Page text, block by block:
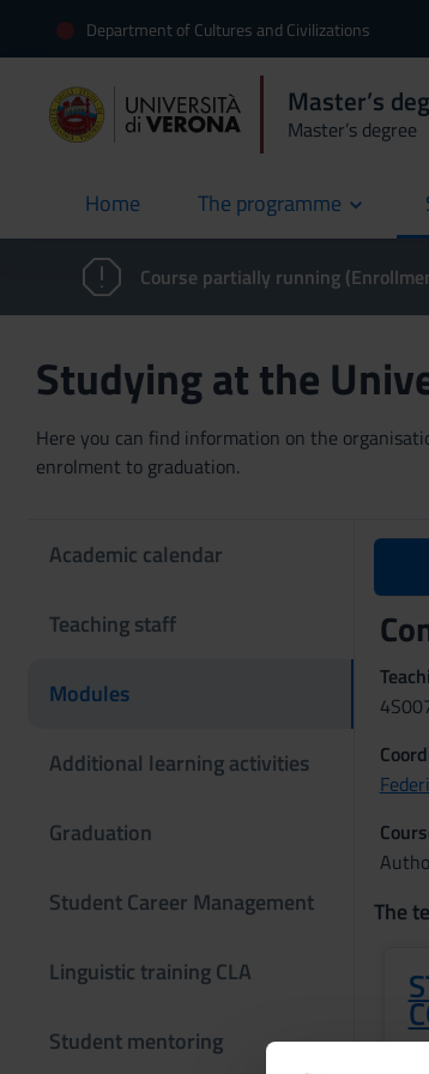
Department of Cultures and Civilizations
Master’s
Master’s degree
Home
current The programme
Course partially running
Studying at the
Here you can find information on the
enrolment to graduation.
Academic calendar
Teaching staff
Modules
Additional learning activities
Graduation
Student Career Management
Linguistic training CLA
Student mentoring
The